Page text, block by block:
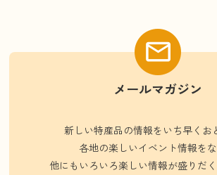
メールマガジン
新しい特産品の情報をいち早くお
各地の楽しいイベント情報をな
他にもいろいろ楽しい情報が盛りだく